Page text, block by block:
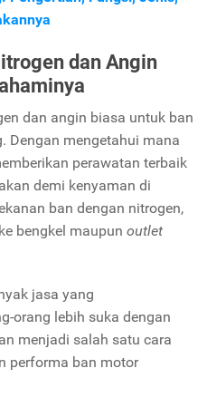
dan Angin
dan angin biasa untuk ban
Dengan mengetahui mana
perawatan terbaik
demi kenyaman di
ban dengan nitrogen,
bengkel maupun outlet
jasa yang
orang lebih suka dengan
menjadi salah satu cara
performa ban motor